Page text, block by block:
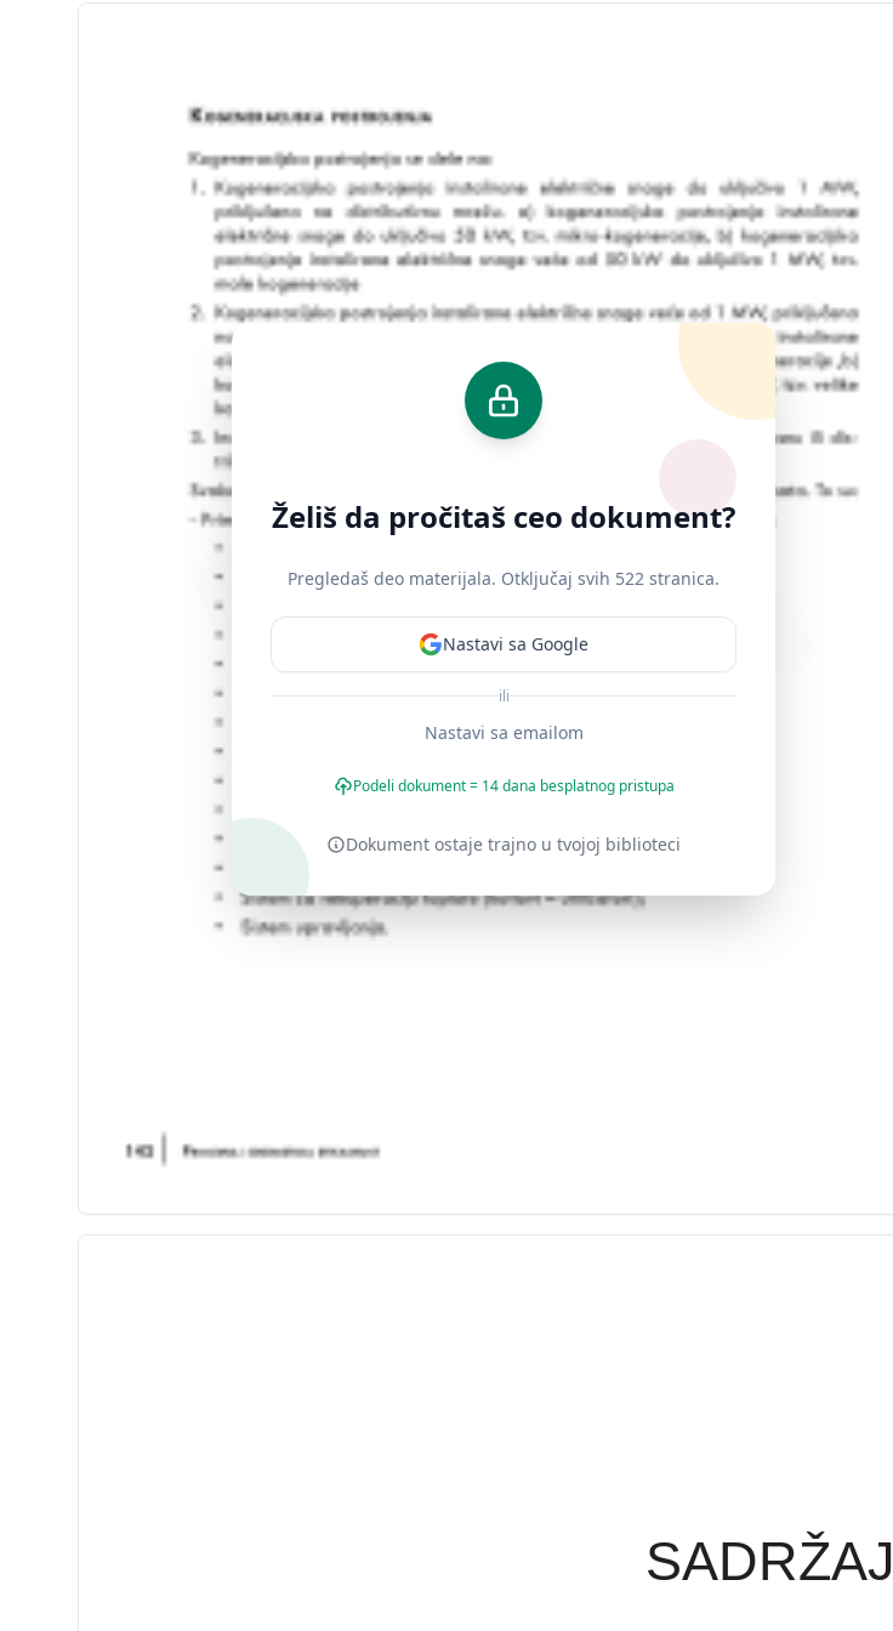
SADRŽAJ
Želiš da pročitaš ceo dokument?
Pregledaš deo materijala. Otključaj svih 522 stranica.
Nastavi sa Google
ili
Nastavi sa emailom
Podeli dokument = 14 dana besplatnog pristupa
Dokument ostaje trajno u tvojoj biblioteci